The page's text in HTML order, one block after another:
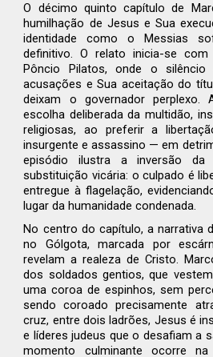
O décimo quinto capítulo de
humilhação de Jesus e Sua
identidade como o Messias
definitivo. O relato inicia-se
Pôncio Pilatos, onde o
acusações e Sua aceitação do
deixam o governador perplexo.
escolha deliberada da multidão,
religiosas, ao preferir a
insurgente e assassino — em
episódio ilustra a inversão
substituição vicária: o culpado é
entregue à flagelação,
lugar da humanidade condenada.
No centro do capítulo, a narrativa
no Gólgota, marcada por
revelam a realeza de Cristo.
dos soldados gentios, que
uma coroa de espinhos, sem
sendo coroado precisamente
cruz, entre dois ladrões, Jesus é
e líderes judeus que o desafiam a
momento culminante ocorre